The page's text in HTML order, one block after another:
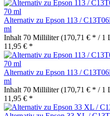
Alternativ zu Epson 113 /
ml
Inhalt 70 Milliliter(170,71 € * / 1
11,95 € *
Alternativ zu Epson 113 /
ml
Inhalt 70 Milliliter(170,71 € * / 1
11,95 € *